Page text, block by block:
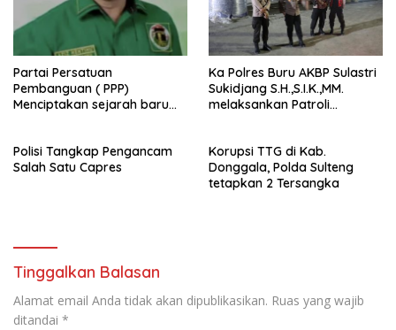
Partai Persatuan
Pembanguan ( PPP)
Menciptakan sejarah baru
Buru (Namlea).
Ka Polres Buru AKBP Sulastri
Sukidjang S.H.,S.I.K.,MM.
melaksankan Patroli
Polisi Tangkap Pengancam
Salah Satu Capres
Korupsi TTG di Kab.
Donggala, Polda Sulteng
tetapkan 2 Tersangka
Tinggalkan Balasan
Alamat email Anda tidak akan dipublikasikan. Ruas yang wajib
ditandai *